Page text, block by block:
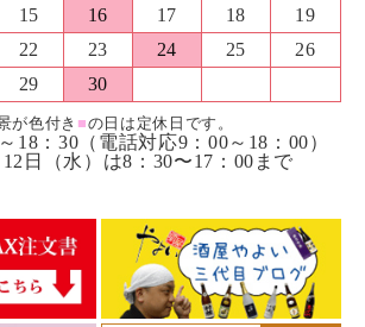
15 16 17 18
19
22 23 24 25
26
29 30
が色付き ■の日は定休日です。
18：30（電話対応9：00～18：00）
日（水）は8：30〜17：00まで